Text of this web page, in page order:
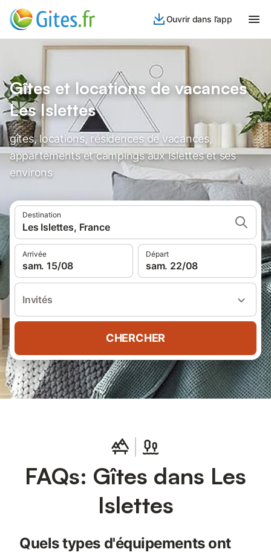
Ouvrir dans l’app
Gîtes et locations de vacances
Les Islettes
gîtes, locations, résidences de vacances,
appartements et campings aux Islettes et ses
environs
Destination
Les Islettes, France
Arrivée
sam. 15/08
Départ
sam. 22/08
Invités
CHERCHER
FAQs: Gîtes dans Les
Islettes
Quels types d'équipements ont